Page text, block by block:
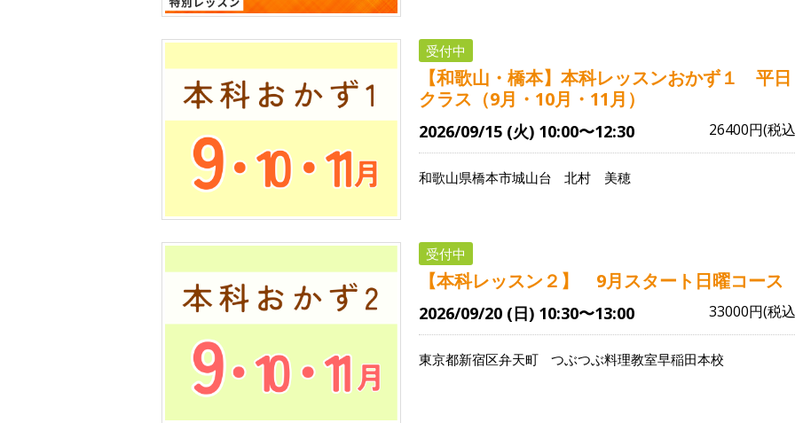
受付中
【和歌山・橋本】本科レッスンおかず１ 平日
クラス（9月・10月・11月）
2026/09/15 (火) 10:00〜12:30 26400円(税
和歌山県橋本市城山台 北村 美穂
受付中
【本科レッスン２】 9月スタート日曜コース
2026/09/20 (日) 10:30〜13:00 33000円(税
東京都新宿区弁天町 つぶつぶ料理教室早稲田本校